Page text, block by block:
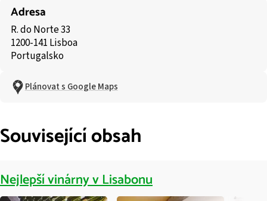
Adresa
R. do Norte 33
1200-141 Lisboa
Portugalsko
Plánovat s Google Maps
Související obsah
Nejlepší vinárny v Lisabonu